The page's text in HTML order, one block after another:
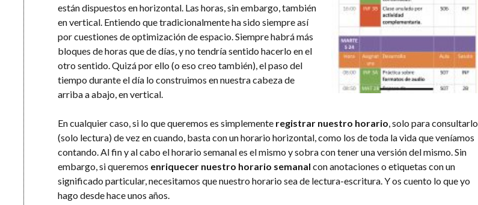
están dispuestos en horizontal. Las horas, sin embargo, también
en vertical. Entiendo que tradicionalmente ha sido siempre así
por cuestiones de optimización de espacio. Siempre habrá más
bloques de horas que de días, y no tendría sentido hacerlo en el
otro sentido. Quizá por ello (o eso creo también), el paso del
tiempo durante el día lo construimos en nuestra cabeza de
arriba a abajo, en vertical.
En cualquier caso, si lo que queremos es simplemente registrar nuestro horario, solo para consultarlo
(solo lectura) de vez en cuando, basta con un horario horizontal, como los de toda la vida que veníamos
contando. Al fin y al cabo el horario semanal es el mismo y sobra con tener una versión del mismo. Sin
embargo, si queremos enriquecer nuestro horario semanal con anotaciones o etiquetas con un
significado particular, necesitamos que nuestro horario sea de lectura-escritura. Y os cuento lo que yo
hago desde hace unos años.